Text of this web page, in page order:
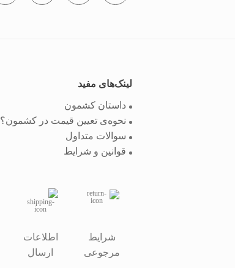
لینک‌های مفید
داستان کشمون
نحوه‌ی تعیین قیمت در کشمون؟
سوالات متداول
قوانین و شرایط
شرایط
مرجوعی
اطلاعات
ارسال